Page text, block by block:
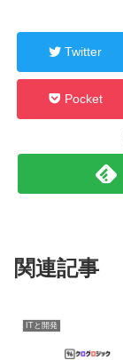
Twitter
Pocket
関連記事
ITと開発